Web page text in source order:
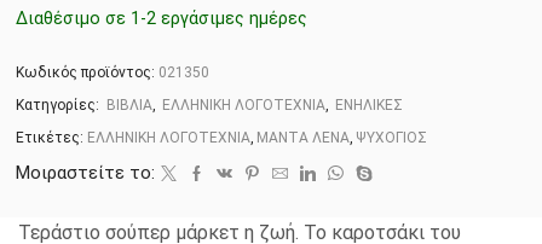
Διαθέσιμο σε 1-2 εργάσιμες ημέρες
Κωδικός προϊόντος: 021350
Κατηγορίες:
ΒΙΒΛΙΑ, ΕΛΛΗΝΙΚΗ ΛΟΓΟΤΕΧΝΙΑ, ΕΝΗΛΙΚΕΣ
Ετικέτες: ΕΛΛΗΝΙΚΗ ΛΟΓΟΤΕΧΝΙΑ, ΜΑΝΤΑ ΛΕΝΑ, ΨΥΧΟΓΙΟΣ
Μοιραστείτε το:
Τεράστιο σούπερ μάρκετ η ζωή. Το καροτσάκι του